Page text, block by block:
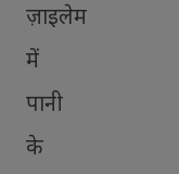
ज़ाइलेम
में
पानी
के